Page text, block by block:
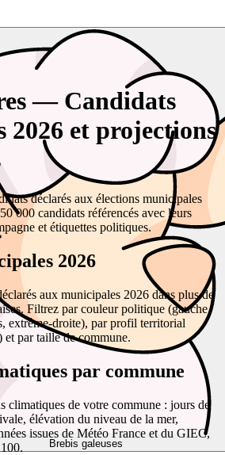
Brebis galeuses
— Candidats
2026 et projections
déclarés aux élections municipales
000 candidats référencés avec leurs
et étiquettes politiques.
2026
aux municipales 2026 dans plus de
Filtrez par couleur politique (gauche,
extrême-droite), par profil territorial
par taille de commune.
par commune
climatiques de votre commune : jours de
élévation du niveau de la mer,
issues de Météo France et du GIEC,